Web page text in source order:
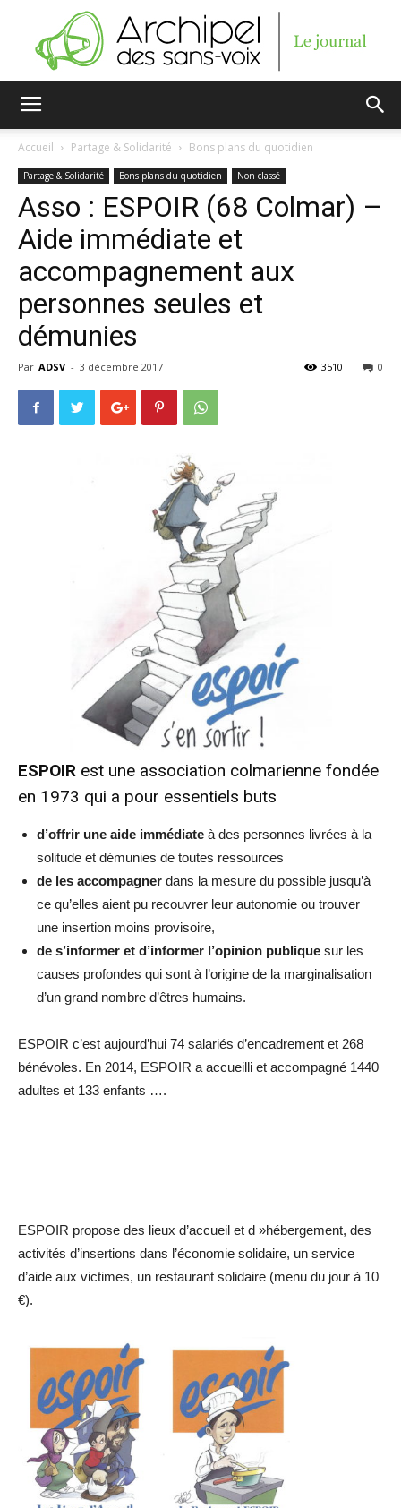
des
sans-
Accueil Partage & Solidarité Bons plans du quotidien
Partage & Solidarité Bons plans du quotidien Non classé
Asso : ESPOIR (68 Colmar) –
Aide immédiate et
accompagnement aux
personnes seules et
démunies
Par ADSV - 3 décembre 2017 0
3510
ESPOIR est une association colmarienne fondée
en 1973 qui a pour essentiels buts
d’offrir une aide immédiate à des personnes livrées à la
solitude et démunies de toutes ressources
de les accompagner dans la mesure du possible jusqu’à
ce qu’elles aient pu recouvrer leur autonomie ou trouver
une insertion moins provisoire,
de s’informer et d’informer l’opinion publique sur les
causes profondes qui sont à l’origine de la marginalisation
d’un grand nombre d’êtres humains.
ESPOIR c’est aujourd’hui 74 salariés d’encadrement et 268
bénévoles. En 2014, ESPOIR a accueilli et accompagné 1440
adultes et 133 enfants ….
ESPOIR propose des lieux d’accueil et d »hébergement, des
activités d’insertions dans l’économie solidaire, un service
d’aide aux victimes, un restaurant solidaire (menu du jour à 10
€).